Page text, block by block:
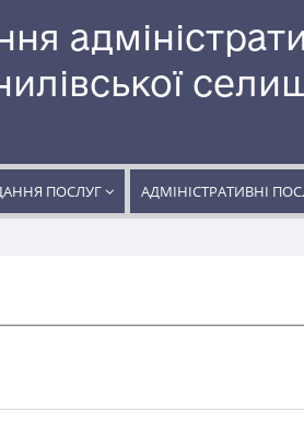
ПОСЛУГ АДМІНІСТРАТИВНІ